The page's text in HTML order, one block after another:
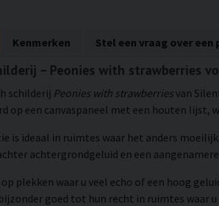
Kenmerken Stel een vraag over een
– Peonies with strawberries
schilderij Peonies with strawberriesvan
op een canvaspaneel met een houten
is ideaal in ruimtes waar het anders
achtergrondgeluid en een
plekken waar u veel echo of een hoog
goed tot hun recht in ruimtes waar